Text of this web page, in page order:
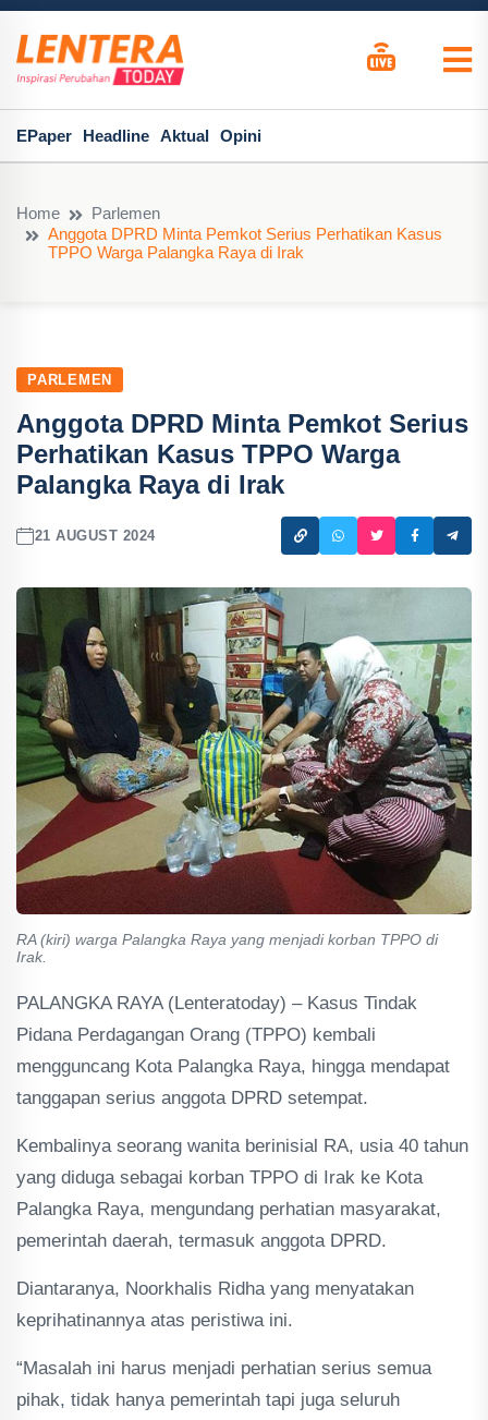
EPaper Headline Aktual Opini
Home
Parlemen
Anggota DPRD Minta Pemkot Serius Perhatikan Kasus
TPPO Warga Palangka Raya di Irak
PARLEMEN
Anggota DPRD Minta Pemkot Serius
Perhatikan Kasus TPPO Warga
Palangka Raya di Irak
21 AUGUST 2024
RA (kiri) warga Palangka Raya yang menjadi korban TPPO di
Irak.
PALANGKA RAYA (Lenteratoday) – Kasus Tindak
Pidana Perdagangan Orang (TPPO) kembali
mengguncang Kota Palangka Raya, hingga mendapat
tanggapan serius anggota DPRD setempat.
Kembalinya seorang wanita berinisial RA, usia 40 tahun
yang diduga sebagai korban TPPO di Irak ke Kota
Palangka Raya, mengundang perhatian masyarakat,
pemerintah daerah, termasuk anggota DPRD.
Diantaranya, Noorkhalis Ridha yang menyatakan
keprihatinannya atas peristiwa ini.
“Masalah ini harus menjadi perhatian serius semua
pihak, tidak hanya pemerintah tapi juga seluruh